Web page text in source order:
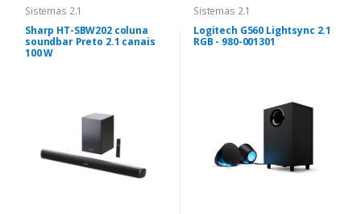
Sistemas 2.1
Sharp HT-SBW202 coluna
soundbar Preto 2.1 canais
100 W
Sistemas 2.1
Logitech G560 Lightsync 2.1
RGB - 980-001301